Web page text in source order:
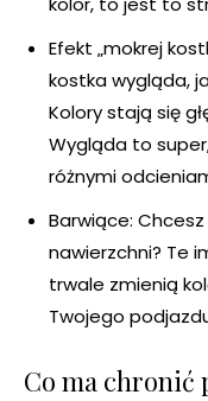
Efekt „mokrej
kostka wygląda,
Kolory stają się
Wygląda to
różnymi
Barwiące:
nawierzchni? Te
trwale zmienią
Twojego
Co ma chronić